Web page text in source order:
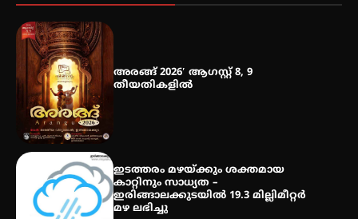
തേലപ്പിളളി പാറേമൽ വറീത്
അരങ്ങ് 2026′ ആഗസ്റ്റ് 8, 9
തീയതികളിൽ
ഇടത്തരം മഴയ്ക്കും ശക്തമായ
കാറ്റിനും സാധ്യത –
ഇരിങ്ങാലക്കുടയിൽ 19.3 മില്ലിമീറ്റർ
മഴ ലഭിച്ചു